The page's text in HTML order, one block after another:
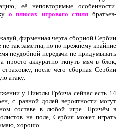
её неповторимые особенности.
о плюсах игрового стиля братьев-
фирменная черта сборной Сербии
так заметна, но по-прежнему крайние
неудобной передачи не придумывать
просто аккуратно ткнуть мяч в блок,
после чего сборная Сербии
атаку.
у Николы Грбича сейчас есть 14
с равной долей вероятности могут
составе в любой игре. Причём в
на поле, Сербия может играть
хорошо.